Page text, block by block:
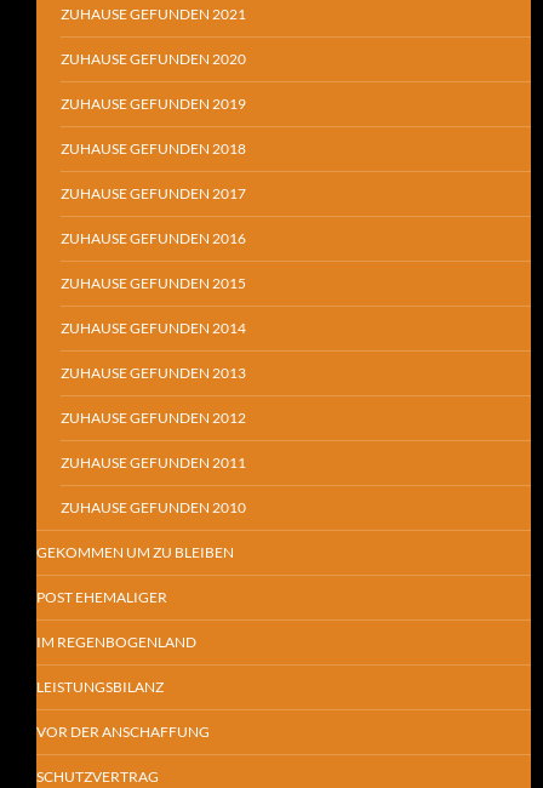
ZUHAUSE GEFUNDEN 2021
ZUHAUSE GEFUNDEN 2020
ZUHAUSE GEFUNDEN 2019
ZUHAUSE GEFUNDEN 2018
ZUHAUSE GEFUNDEN 2017
ZUHAUSE GEFUNDEN 2016
ZUHAUSE GEFUNDEN 2015
ZUHAUSE GEFUNDEN 2014
ZUHAUSE GEFUNDEN 2013
ZUHAUSE GEFUNDEN 2012
ZUHAUSE GEFUNDEN 2011
ZUHAUSE GEFUNDEN 2010
GEKOMMEN UM ZU BLEIBEN
POST EHEMALIGER
IM REGENBOGENLAND
LEISTUNGSBILANZ
VOR DER ANSCHAFFUNG
SCHUTZVERTRAG